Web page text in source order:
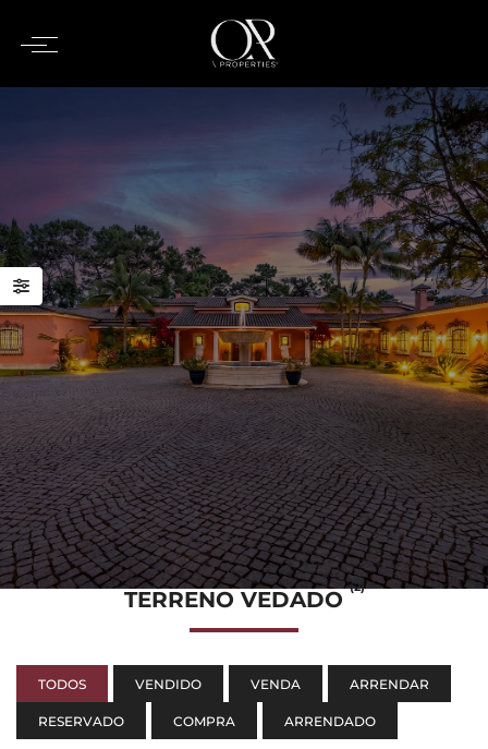
TERRENO VEDADO (2)
TODOS VENDIDO VENDA ARRENDAR
RESERVADO COMPRA ARRENDADO